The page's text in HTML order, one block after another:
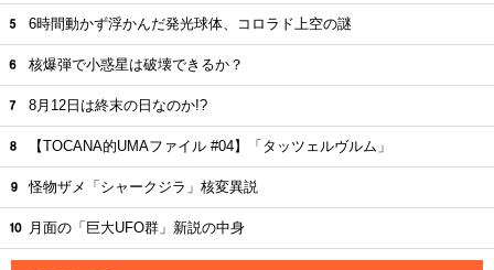
6時間動かず浮かんだ発光球体、コロラド上空の謎
核爆弾で小惑星は破壊できるか？
8月12日は終末の日なのか!?
【TOCANA的UMAファイル #04】「タッツェルヴルム」
怪物ザメ「シャークジラ」核変異説
月面の「巨大UFO群」新説の中身